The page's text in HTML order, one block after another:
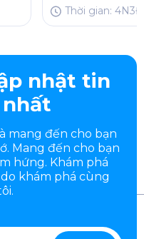
Thời gian: 4N3Đ
nhật tin
mang đến cho bạn
Mang đến cho bạn
hứng. Khám phá
khám phá cùng